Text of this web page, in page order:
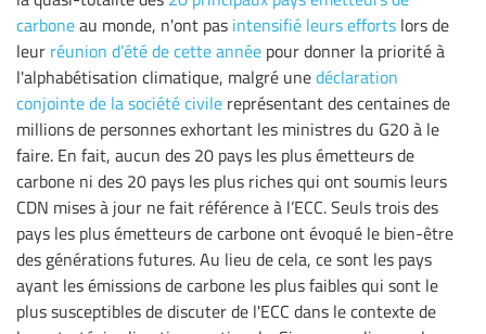
carboneau monde, n'ont pas intensifié leurs efforts lors de
leur réunion d’été de cette année pour donner la priorité à
l'alphabétisation climatique, malgré unedéclaration
conjointe de la société civile représentant des centaines de
millions de personnes exhortant les ministres du G20 à le
faire. En fait, aucun des 20 pays les plus émetteurs de
carbone ni des 20 pays les plus riches qui ont soumis leurs
CDN mises à jour ne fait référence à l’ECC. Seuls trois des
pays les plus émetteurs de carbone ont évoqué le bien-être
des générations futures. Au lieu de cela, ce sont les pays
ayant les émissions de carbone les plus faibles qui sont le
plus susceptibles de discuter de l'ECC dans le contexte de